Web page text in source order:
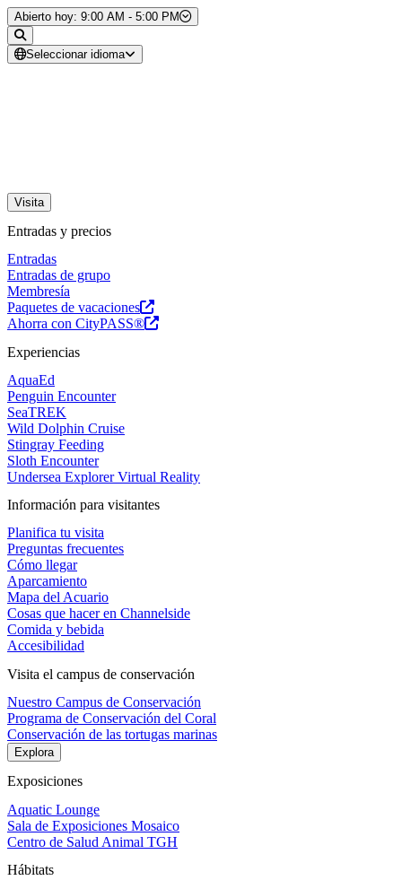
Saltar al contenido
Abierto hoy: 9:00 AM - 5:00 PM
Seleccionar idioma
Visita
Entradas y precios
Entradas
Entradas de grupo
Membresía
Paquetes de vacaciones
Ahorra con CityPASS®
Experiencias
AquaEd
Penguin Encounter
SeaTREK
Wild Dolphin Cruise
Stingray Feeding
Sloth Encounter
Undersea Explorer Virtual Reality
Información para visitantes
Planifica tu visita
Preguntas frecuentes
Cómo llegar
Aparcamiento
Mapa del Acuario
Cosas que hacer en Channelside
Comida y bebida
Accesibilidad
Visita el campus de conservación
Nuestro Campus de Conservación
Programa de Conservación del Coral
Conservación de las tortugas marinas
Explora
Exposiciones
Aquatic Lounge
Sala de Exposiciones Mosaico
Centro de Salud Animal TGH
Hábitats